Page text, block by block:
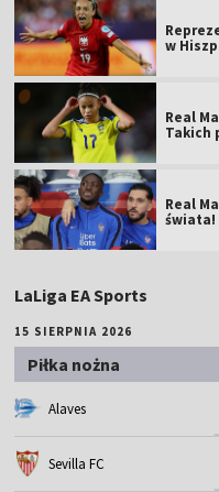
w
Real
Takich
Real
LaLiga EA Sports
15 SIERPNIA 2026
Piłka nożna
Alaves
Sevilla FC